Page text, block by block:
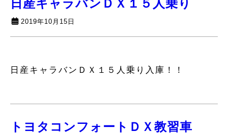
日産キャラバンＤＸ１５人乗り
2019年10月15日
日産キャラバンＤＸ１５人乗り入庫！！
トヨタコンフォートＤＸ教習車